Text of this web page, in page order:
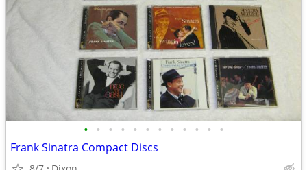
• • • • • • • • • • • •
Frank Sinatra Compact Discs